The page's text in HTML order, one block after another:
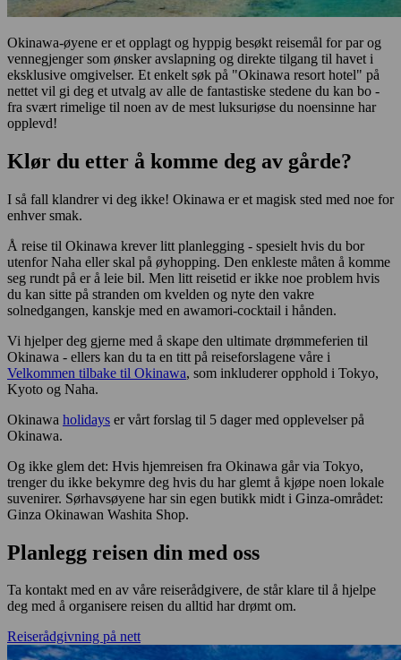
Okinawa-øyene er et opplagt og hyppig besøkt reisemål for par og
vennegjenger som ønsker avslapning og direkte tilgang til havet i
eksklusive omgivelser. Et enkelt søk på "Okinawa resort hotel" på
nettet vil gi deg et utvalg av alle de fantastiske stedene du kan bo -
fra svært rimelige til noen av de mest luksuriøse du noensinne har
opplevd!
Klør du etter å komme deg av gårde?
I så fall klandrer vi deg ikke! Okinawa er et magisk sted med noe for
enhver smak.
Å reise til Okinawa krever litt planlegging - spesielt hvis du bor
utenfor Naha eller skal på øyhopping. Den enkleste måten å komme
seg rundt på er å leie bil. Men litt reisetid er ikke noe problem hvis
du kan sitte på stranden om kvelden og nyte den vakre
solnedgangen, kanskje med en awamori-cocktail i hånden.
Vi hjelper deg gjerne med å skape den ultimate drømmeferien til
Okinawa - ellers kan du ta en titt på reiseforslagene våre i
Velkommen tilbake til Okinawa, som inkluderer opphold i Tokyo,
Kyoto og Naha.
Okinawa holidays er vårt forslag til 5 dager med opplevelser på
Okinawa.
Og ikke glem det: Hvis hjemreisen fra Okinawa går via Tokyo,
trenger du ikke bekymre deg hvis du har glemt å kjøpe noen lokale
suvenirer. Sørhavsøyene har sin egen butikk midt i Ginza-området:
Ginza Okinawan Washita Shop.
Planlegg reisen din med oss
Ta kontakt med en av våre reiserådgivere, de står klare til å hjelpe
deg med å organisere reisen du alltid har drømt om.
Reiserådgivning på nett